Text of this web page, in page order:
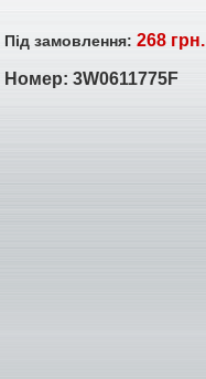
Під замовлення: 268 грн.
Номер: 3W0611775F